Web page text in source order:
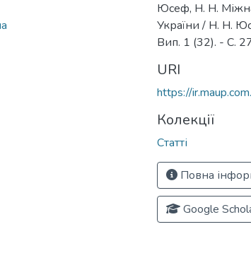
Юсеф, Н. Н.
України / Н. Н.
Вип. 1 (32). - С.
URI
https://
Колекції
Статті
Повна
Google